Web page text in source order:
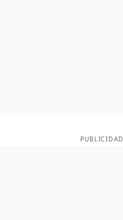
PUBLICIDAD